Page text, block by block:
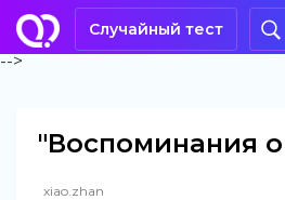
Случайный тест
-->
"Воспоминания
xiao.zhan